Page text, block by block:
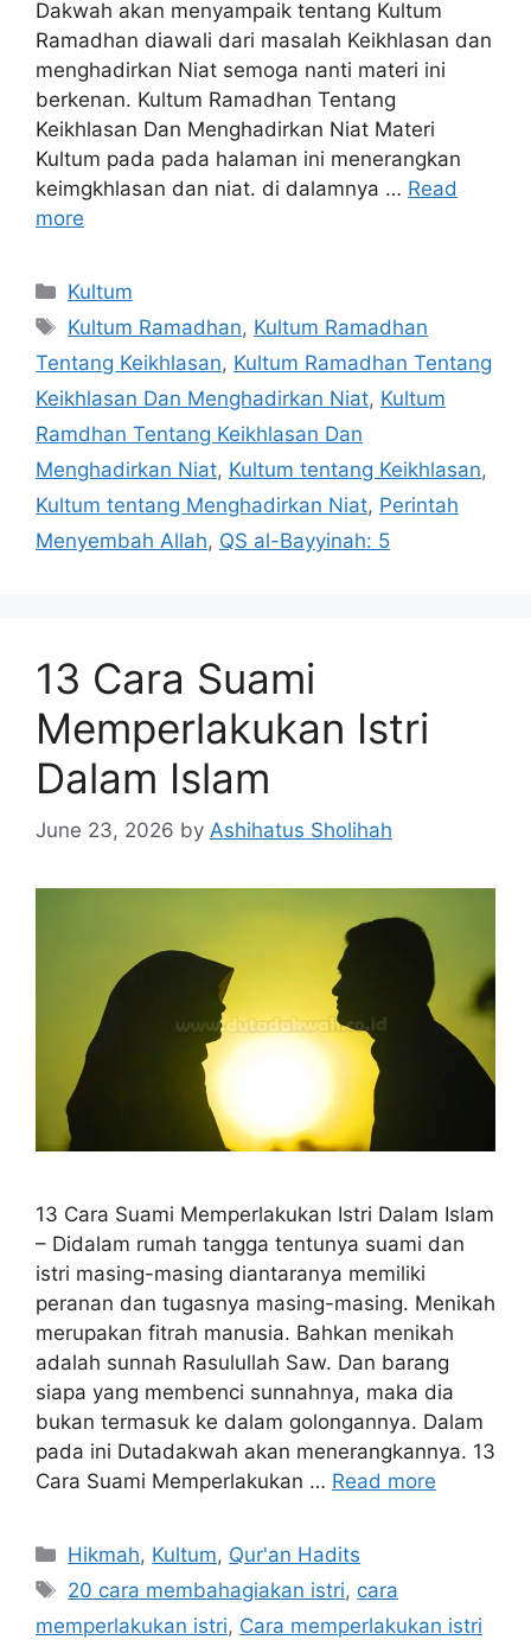
Dakwah akan menyampaik tentang Kultum
Ramadhan diawali dari masalah Keikhlasan dan
menghadirkan Niat semoga nanti materi ini
berkenan. Kultum Ramadhan Tentang
Keikhlasan Dan Menghadirkan Niat Materi
Kultum pada pada halaman ini menerangkan
keimgkhlasan dan niat. di dalamnya … Read
more
Categories
Kultum
Tags
Kultum Ramadhan, Kultum Ramadhan
Tentang Keikhlasan, Kultum Ramadhan Tentang
Keikhlasan Dan Menghadirkan Niat, Kultum
Ramdhan Tentang Keikhlasan Dan
Menghadirkan Niat, Kultum tentang Keikhlasan,
Kultum tentang Menghadirkan Niat, Perintah
Menyembah Allah, QS al-Bayyinah: 5
13 Cara Suami
Memperlakukan Istri
Dalam Islam
June 23, 2026 by Ashihatus Sholihah
13 Cara Suami Memperlakukan Istri Dalam Islam
– Didalam rumah tangga tentunya suami dan
istri masing-masing diantaranya memiliki
peranan dan tugasnya masing-masing. Menikah
merupakan fitrah manusia. Bahkan menikah
adalah sunnah Rasulullah Saw. Dan barang
siapa yang membenci sunnahnya, maka dia
bukan termasuk ke dalam golongannya. Dalam
pada ini Dutadakwah akan menerangkannya. 13
Cara Suami Memperlakukan … Read more
Categories
Hikmah, Kultum, Qur'an Hadits
Tags
20 cara membahagiakan istri, cara
memperlakukan istri, Cara memperlakukan istri